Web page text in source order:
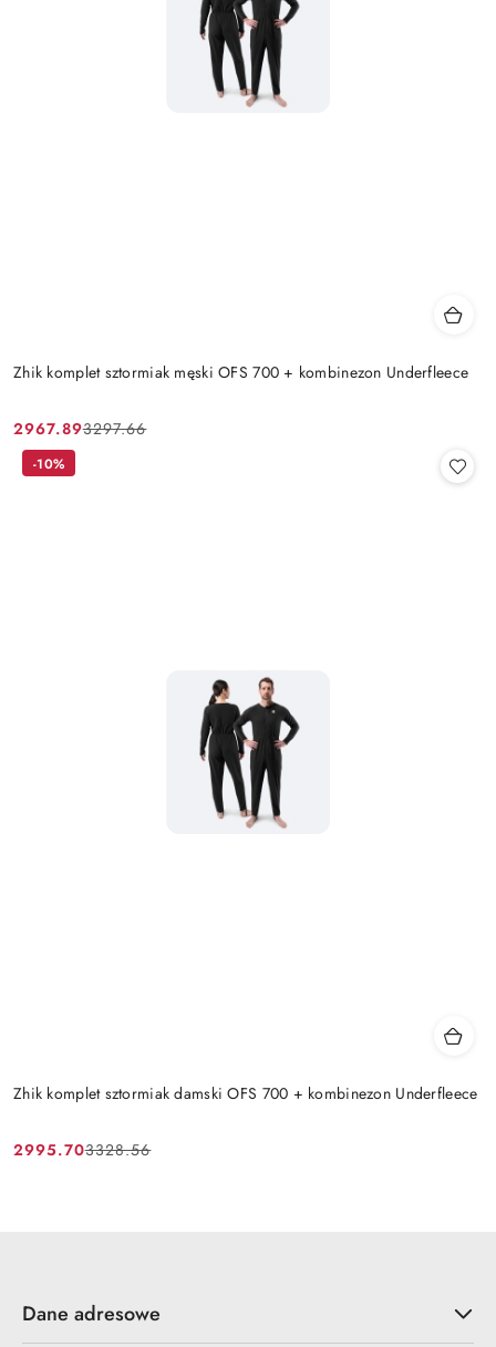
Zhik komplet sztormiak męski OFS 700 + kombinezon Underfleece
Cena
promocyjna:
2967.89
Cena
przed
3297.66
Zhik komplet sztormiak damski OFS 700 + kombinezon Underfleece
Cena
2995.70
Cena
3328.56
-10%
Dane adresowe